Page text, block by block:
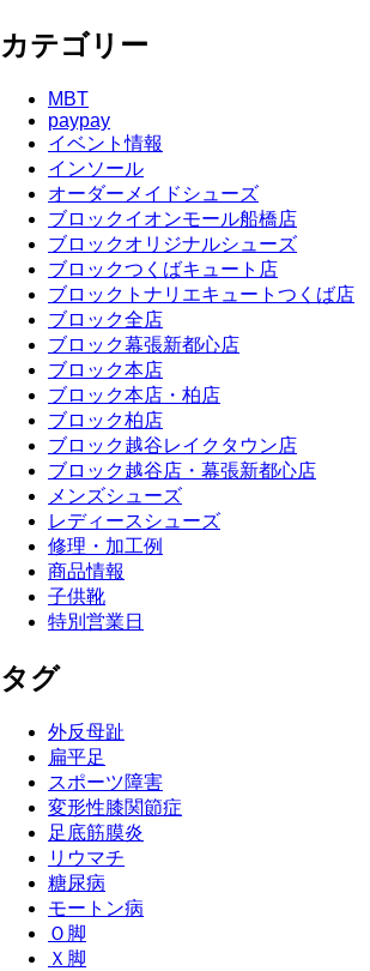
カテゴリー
MBT
paypay
イベント情報
インソール
オーダーメイドシューズ
ブロックイオンモール船橋店
ブロックオリジナルシューズ
ブロックつくばキュート店
ブロックトナリエキュートつくば店
ブロック全店
ブロック幕張新都心店
ブロック本店
ブロック本店・柏店
ブロック柏店
ブロック越谷レイクタウン店
ブロック越谷店・幕張新都心店
メンズシューズ
レディースシューズ
修理・加工例
商品情報
子供靴
特別営業日
タグ
外反母趾
扁平足
スポーツ障害
変形性膝関節症
足底筋膜炎
リウマチ
糖尿病
モートン病
Ｏ脚
Ｘ脚